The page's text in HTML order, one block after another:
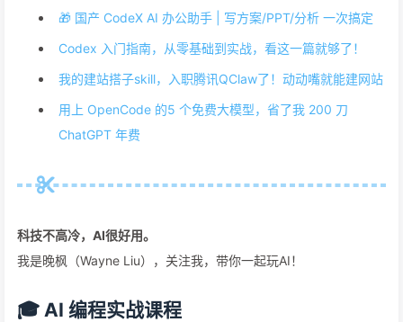
🎁 国产 CodeX AI 办公助手 | 写方案/PPT/分析 一次搞定
Codex 入门指南，从零基础到实战，看这一篇就够了！
我的建站搭子skill，入职腾讯QClaw了！动动嘴就能建网站
用上 OpenCode 的5 个免费大模型，省了我 200 刀
ChatGPT 年费
科技不高冷，AI很好用。
我是晚枫（Wayne Liu），关注我，带你一起玩AI！
🎓 AI 编程实战课程